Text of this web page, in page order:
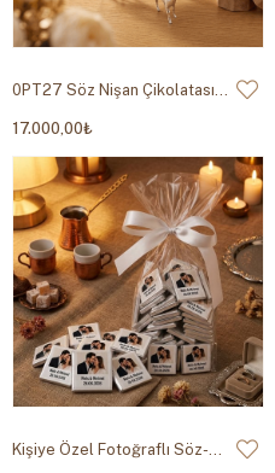
0PT27 Söz Nişan Çikolatası 2550g
17.000,00₺
Kişiye Özel Fotoğraflı Söz-Nişan Madlen Çikolata 500g